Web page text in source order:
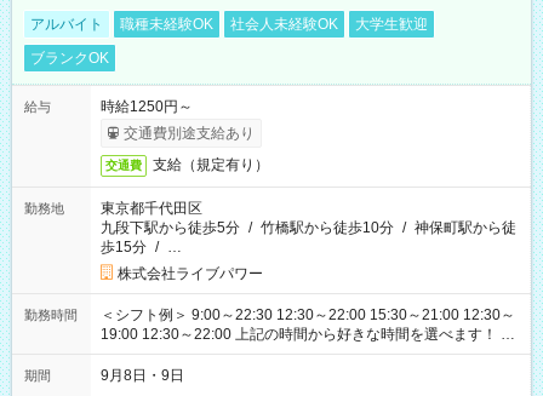
アルバイト 職種未経験OK 社会人未経験OK
大学生歓迎
ブランクOK
給与
時給1250円～
交通費別途支給あり
交通費 支給（規定有り）
勤務地
東京都千代田区
九段下駅から徒歩5分 / 竹橋駅から徒歩10分 / 神保町駅から徒
歩15分 / …
株式会社ライブパワー
勤務時間
＜シフト例＞ 9:00～22:30 12:30～22:00 15:30～21:00 12:30～
19:00 12:30～22:00 上記の時間から好きな時間を選べます！ ※
時間は変更となる可能性があります
期間 9月8日・9日